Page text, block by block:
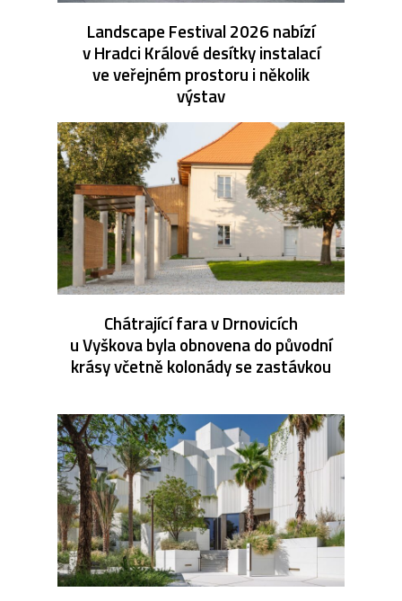
Landscape Festival 2026 nabízí
v Hradci Králové desítky instalací
ve veřejném prostoru i několik
výstav
Chátrající fara v Drnovicích
u Vyškova byla obnovena do původní
krásy včetně kolonády se zastávkou